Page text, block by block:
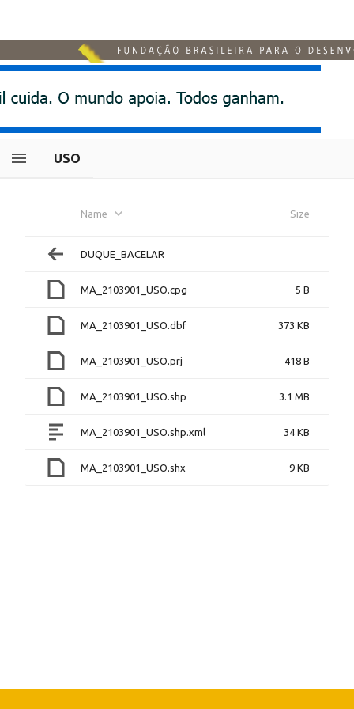
USO
Name Size
DUQUE_BACELAR
MA_2103901_USO.cpg 5 B
MA_2103901_USO.dbf 373 KB
MA_2103901_USO.prj 418 B
MA_2103901_USO.shp 3.1 MB
MA_2103901_USO.shp.xml 34 KB
MA_2103901_USO.shx 9 KB